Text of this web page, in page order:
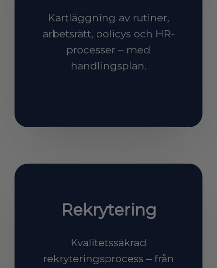
​​​​​​​Kartläggning av rutiner,
arbetsrätt, policys och HR-
processer – med
handlingsplan.
Rekrytering
Kvalitetssäkrad
rekryteringsprocess – från